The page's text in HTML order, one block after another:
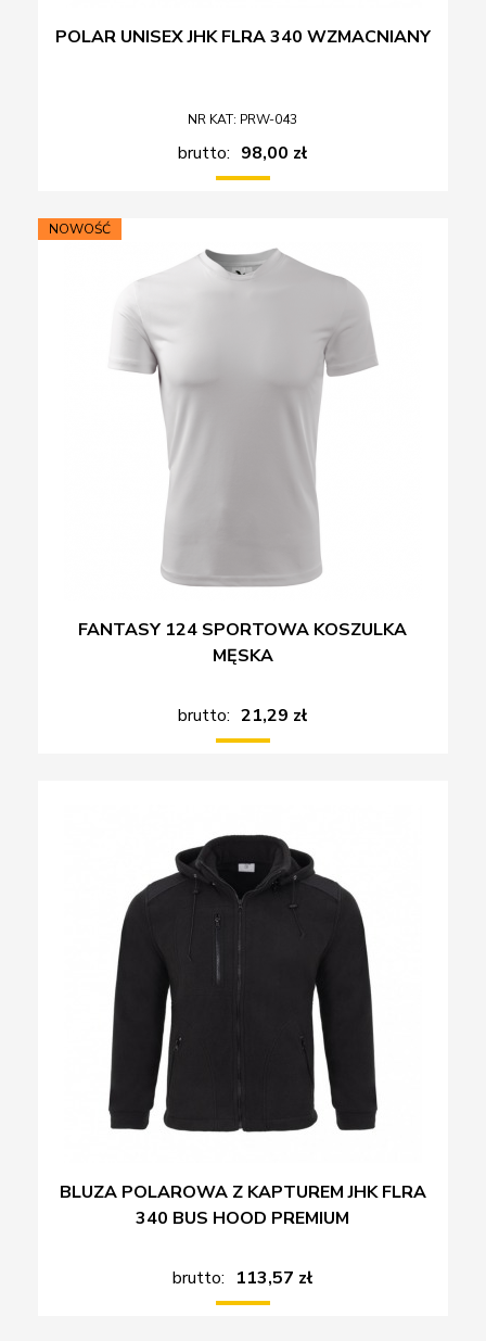
POLAR UNISEX JHK FLRA 340 WZMACNIANY
NR KAT: PRW-043
brutto: 98,00 zł
NOWOŚĆ
FANTASY 124 SPORTOWA KOSZULKA
MĘSKA
brutto: 21,29 zł
BLUZA POLAROWA Z KAPTUREM JHK FLRA
340 BUS HOOD PREMIUM
brutto: 113,57 zł